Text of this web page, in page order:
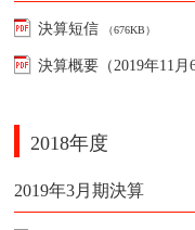
決算短信 （676KB）
決算概要（2019年11月
2018年度
2019年3月期決算